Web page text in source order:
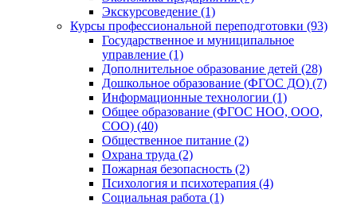
Экскурсоведение (1)
Курсы профессиональной переподготовки (93)
Государственное и муниципальное
управление (1)
Дополнительное образование детей (28)
Дошкольное образование (ФГОС ДО) (7)
Информационные технологии (1)
Общее образование (ФГОС НОО, ООО,
СОО) (40)
Общественное питание (2)
Охрана труда (2)
Пожарная безопасность (2)
Психология и психотерапия (4)
Социальная работа (1)